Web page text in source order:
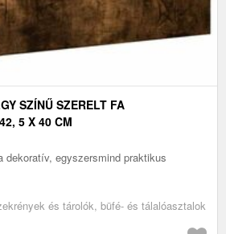
SZÍNŰ SZERELT FA
5 X 40 CM
dekoratív, egyszersmind praktikus
és tárolók, büfé- és tálalóasztalok